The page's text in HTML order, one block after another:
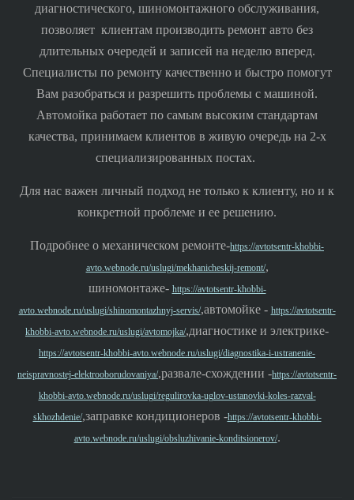
диагностического, шиномонтажного обслуживания,
позволяет клиентам производить ремонт авто без
длительных очередей и записей на неделю вперед.
Специалисты по ремонту качественно и быстро помогут
Вам разобраться и разрешить проблемы с машиной.
Автомойка работает по самым высоким стандартам
качества, принимаем клиентов в живую очередь на 2-х
специализированных постах.
Для нас важен личный подход не только к клиенту, но и к
конкретной проблеме и ее решению.
Подробнее о механическом ремонте-https://avtotsentr-khobbi-
avto.webnode.ru/uslugi/mekhanicheskij-remont/,
шиномонтаже- https://avtotsentr-khobbi-
avto.webnode.ru/uslugi/shinomontazhnyj-servis/,автомойке - https://avtotsentr-
khobbi-avto.webnode.ru/uslugi/avtomojka/,диагностике и электрике-
https://avtotsentr-khobbi-avto.webnode.ru/uslugi/diagnostika-i-ustranenie-
neispravnostej-elektrooborudovaniya/,развале-схождении -https://avtotsentr-
khobbi-avto.webnode.ru/uslugi/regulirovka-uglov-ustanovki-koles-razval-
skhozhdenie/,заправке кондиционеров -https://avtotsentr-khobbi-
avto.webnode.ru/uslugi/obsluzhivanie-konditsionerov/.